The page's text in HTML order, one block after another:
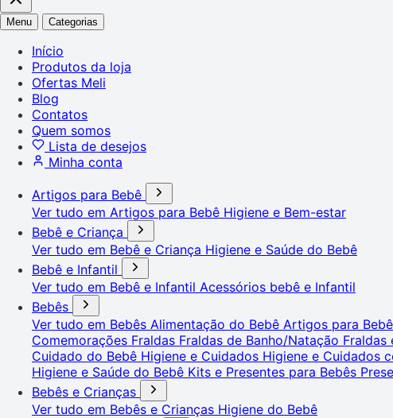
Menu Categorias
Início
Produtos da loja
Ofertas Meli
Blog
Contatos
Quem somos
Lista de desejos
Minha conta
Artigos para Bebê
Ver tudo em Artigos para Bebê Higiene e Bem-estar
Bebê e Criança
Ver tudo em Bebê e Criança Higiene e Saúde do Bebê
Bebê e Infantil
Ver tudo em Bebê e Infantil Acessórios bebê e Infantil
Bebês
Ver tudo em Bebês Alimentação do Bebê Artigos para
Comemorações Fraldas Fraldas de Banho/Natação Fraldas
Cuidado do Bebê Higiene e Cuidados Higiene e Cuidados
Higiene e Saúde do Bebê Kits e Presentes para Bebês
Bebês e Crianças
Ver tudo em Bebês e Crianças Higiene do Bebê